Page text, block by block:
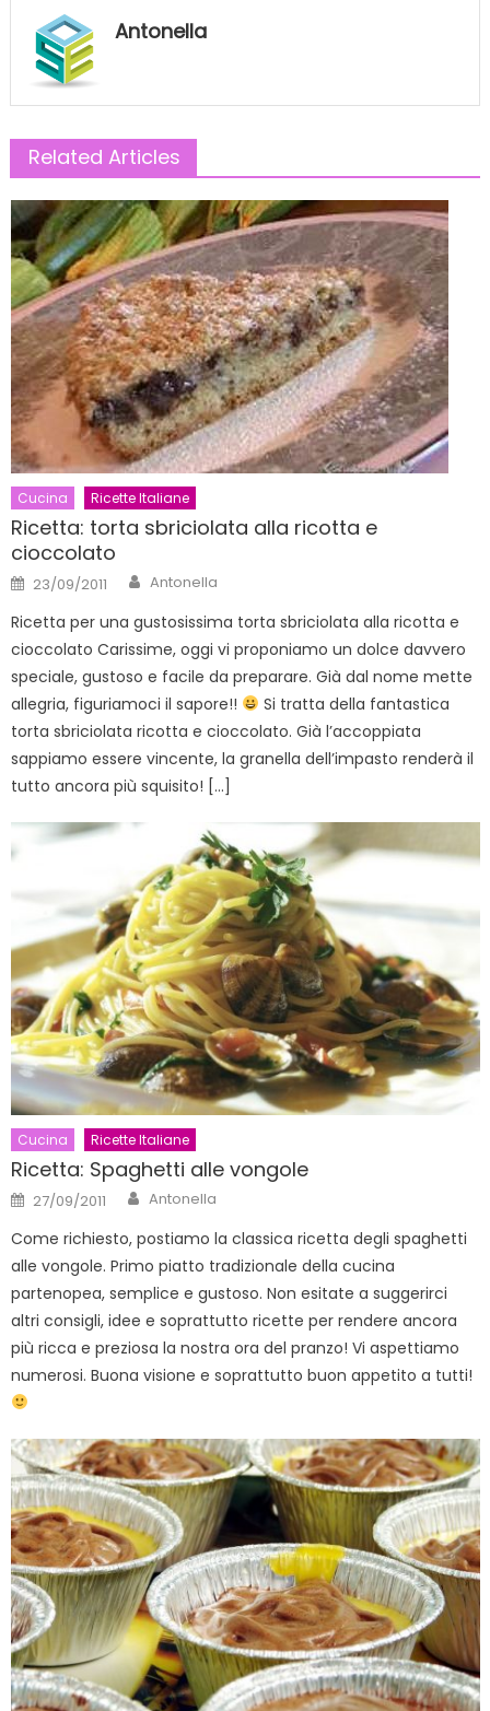
Antonella
Related Articles
Cucina Ricette Italiane
Ricetta: torta sbriciolata alla ricotta e
cioccolato
Posted
on
23/09/2011 Author
Antonella
Ricetta per una gustosissima torta sbriciolata alla ricotta e
cioccolato Carissime, oggi vi proponiamo un dolce davvero
speciale, gustoso e facile da preparare. Già dal nome mette
allegria, figuriamoci il sapore!!
Si tratta della fantastica
torta sbriciolata ricotta e cioccolato. Già l’accoppiata
sappiamo essere vincente, la granella dell’impasto renderà il
tutto ancora più squisito! […]
Cucina Ricette Italiane
Ricetta: Spaghetti alle vongole
Posted
on
27/09/2011 Author
Antonella
Come richiesto, postiamo la classica ricetta degli spaghetti
alle vongole. Primo piatto tradizionale della cucina
partenopea, semplice e gustoso. Non esitate a suggerirci
altri consigli, idee e soprattutto ricette per rendere ancora
più ricca e preziosa la nostra ora del pranzo! Vi aspettiamo
numerosi. Buona visione e soprattutto buon appetito a tutti!